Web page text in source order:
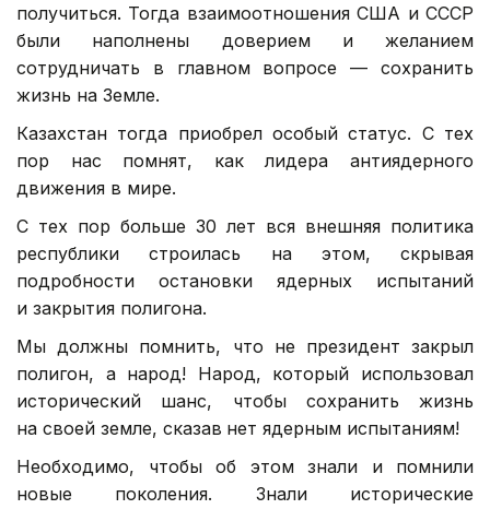
получиться. Тогда взаимоотношения США и СССР
были наполнены доверием и желанием
сотрудничать в главном вопросе — сохранить
жизнь на Земле.
Казахстан тогда приобрел особый статус. С тех
пор нас помнят, как лидера антиядерного
движения в мире.
С тех пор больше 30 лет вся внешняя политика
республики строилась на этом, скрывая
подробности остановки ядерных испытаний
и закрытия полигона.
Мы должны помнить, что не президент закрыл
полигон, а народ! Народ, который использовал
исторический шанс, чтобы сохранить жизнь
на своей земле, сказав нет ядерным испытаниям!
Необходимо, чтобы об этом знали и помнили
новые поколения. Знали исторические